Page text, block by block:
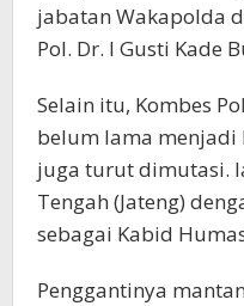
jabatan Wakapolda
Pol. Dr. I Gusti Kade
Selain itu, Kombes
belum lama menjadi
juga turut dimutasi.
Tengah (Jateng)
sebagai Kabid
Penggantinya